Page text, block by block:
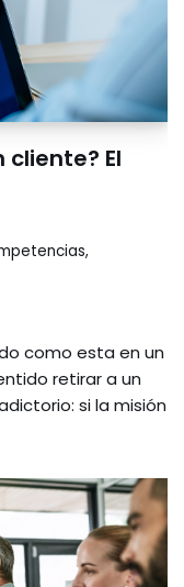
El
,
como esta en un
retirar a un
si la misión